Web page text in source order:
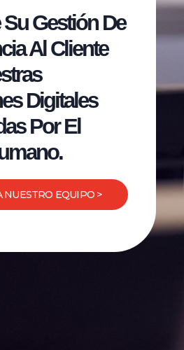
Gestión De
Al Cliente
Digitales
Por El
NUESTRO EQUIPO >